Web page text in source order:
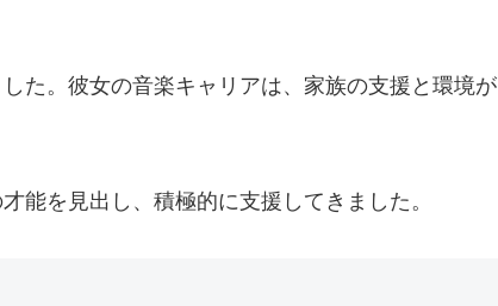
た。彼女の音楽キャリアは、家族の支援と環境が
能を見出し、積極的に支援してきました。